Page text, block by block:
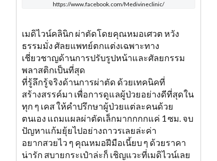
https://www.facebook.com/Medivineclinic/
เมดิไวน์คลินิก ผ่าตัดโดยคุณหมอเศวต หวัง
ธรรมมั่ง ศัลยแพทย์ตกแต่งเฉพาะทาง
เชี่ยวชาญด้านการปรับรูปหน้าและศัลยกรรม
พลาสติกเป็นที่สุด
ที่รู้ลึกรู้จริงด้านการผ่าตัด ด้วยเทคนิคที่
สร้างสรรค์มา เพื่อการดูแลผู้ป่วยอย่างดีที่สุดใน
ทุก ๆ เคส ให้คำปรึกษาผู้ป่วยแต่ละคนด้วย
ตนเอง แถมแผลผ่าตัดเล็กมากกกกแค่ 1 ซม. จบ
ปัญหาแก้มยุ้ยไปอย่างถาวรเลยล่ะค่า
อยากสวยไว ๆ คุณหมอฝีมือเนี้ยบ ๆ ด้วยราคา
น่ารัก สบายกระเป๋าล่ะก็ เชิญแวะที่เมดิไวน์เลย